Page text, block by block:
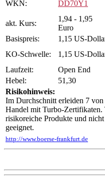
WKN:
DD70Y1
akt. Kurs:
1,94 - 1,95
Euro
Basispreis:
1,15 US-
KO-Schwelle:
1,15 US-
Laufzeit:
Open End
Hebel:
51,30
Risikohinweis:
Im Durchschnitt erleiden 7
Handel mit Turbo-
risikoreiche Produkte und
geeignet.
http://www.boerse-frankfurt.de